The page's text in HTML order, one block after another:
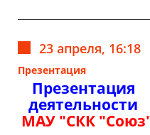
23 апреля, 16:18
Презентация
Презентация
деятельности
МАУ "СКК